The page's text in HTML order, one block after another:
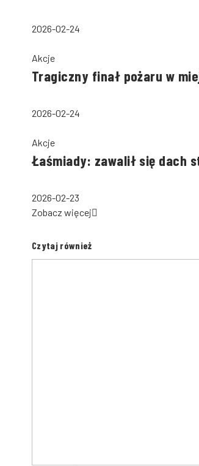
2026-02-24
Akcje
Tragiczny finał pożaru w
2026-02-24
Akcje
Łaśmiady: zawalił się dach
2026-02-23
Zobacz więcej
Czytaj również